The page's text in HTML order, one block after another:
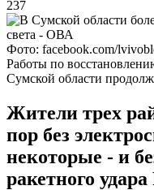
237
Фото: facebook.com/
Работы по
Сумской области
Жители трех
пор без
некоторые - и
ракетного